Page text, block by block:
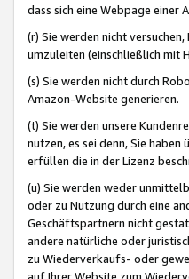
dass sich eine Webpage einer
(r) Sie werden nicht
umzuleiten (einschließlich mit
(s) Sie werden nicht durch
Amazon-Website generieren.
(t) Sie werden unsere
nutzen, es sei denn, Sie
erfüllen die in der Lizenz
(u) Sie werden weder
oder zu Nutzung durch eine
Geschäftspartnern nicht
andere natürliche oder
zu Wiederverkaufs- oder
auf Ihrer Website zum